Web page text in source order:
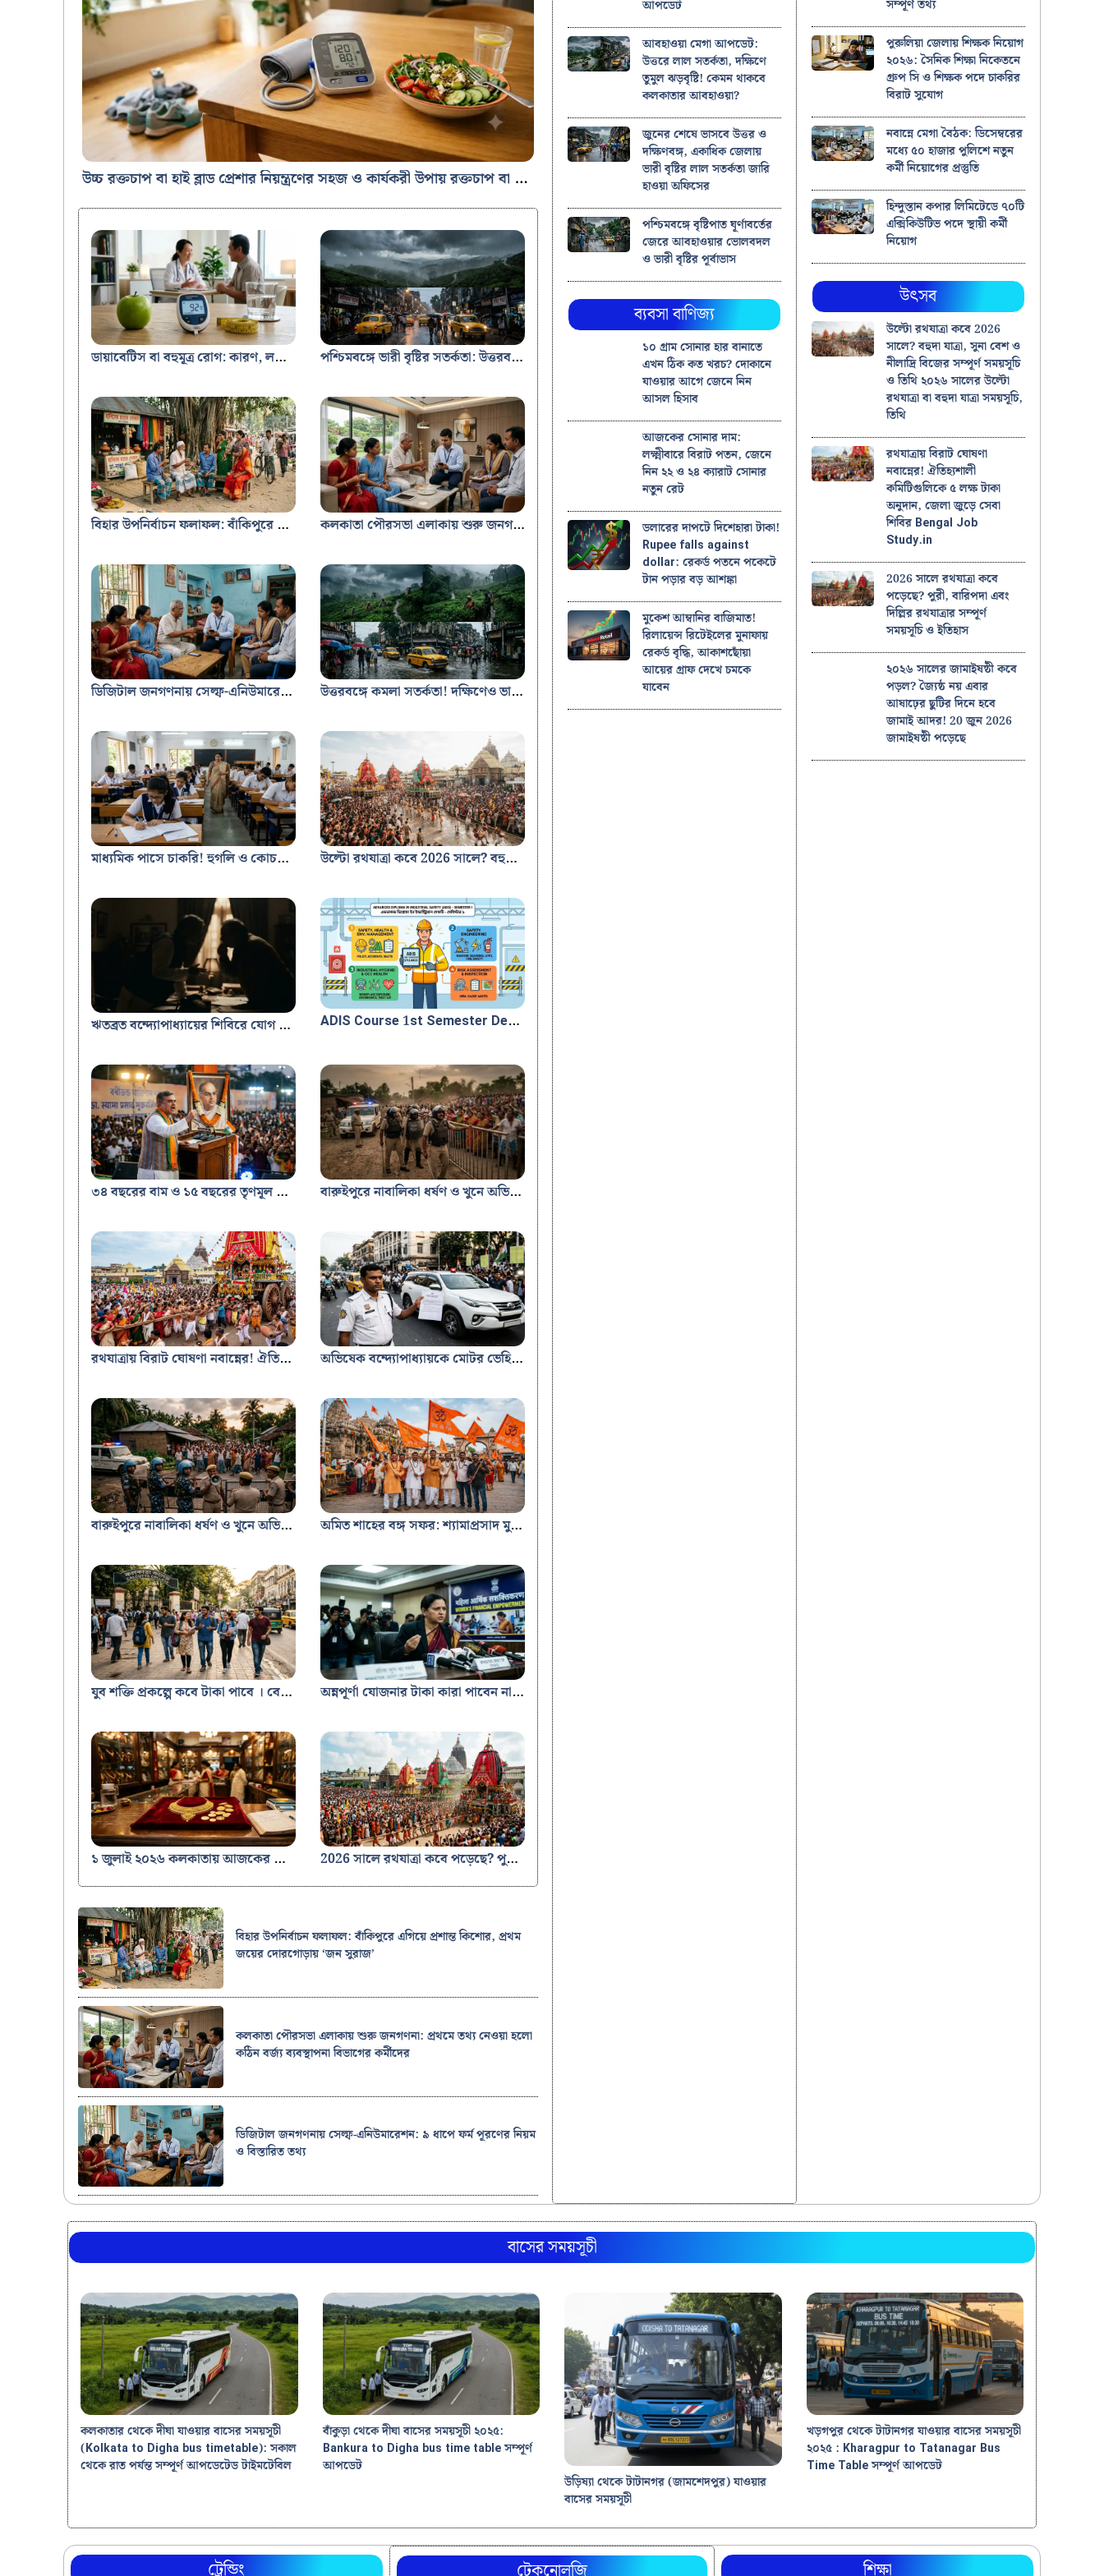
উচ্চ রক্তচাপ বা হাই ব্লাড প্রেশার নিয়ন্ত্রণের সহজ ও কার্যকরী উপায় রক্তচাপ বা হাই ব্লাড প্রেশার: কারণ, ঝুঁকি এবং ওষুধ ছাড়া নিয়ন্ত্রণের সহজ ও কার্যকরী উপায়
ডায়াবেটিস বা বহুমূত্র রোগ: কারণ, লক্ষণ, প্রকারভেদ, রক্ত পরীক্ষা ও প্রতিরোধের উপায় পশ্চিমবঙ্গে ভারী বৃষ্টির সতর্কতা: উত্তরবঙ্গে কমলা ও দক্ষিণে হলুদ অ্যালার্ট, বৃহস্পতিবার পর্যন্ত বৃষ্টির পূর্বাভাস
বিহার উপনির্বাচন ফলাফল: বাঁকিপুরে এগিয়ে প্রশান্ত কিশোর, প্রথম জয়ের দোরগোড়ায় ‘জন সুরাজ’ কলকাতা পৌরসভা এলাকায় শুরু জনগণনা: প্রথমে তথ্য নেওয়া হলো কঠিন বর্জ্য ব্যবস্থাপনা বিভাগের কর্মীদের
ডিজিটাল জনগণনায় সেল্ফ-এনিউমারেশন: ৯ ধাপে ফর্ম পূরণের নিয়ম ও বিস্তারিত তথ্য উত্তরবঙ্গে কমলা সতর্কতা! দক্ষিণেও ভারী বৃষ্টির পূর্বাভাস, জানুন আবহাওয়ার লেটেস্ট আপডেট
মাধ্যমিক পাসে চাকরি! হুগলি ও কোচবিহার স্বাস্থ্য দপ্তরে ফ্লেবোটোমিস্ট নিয়োগ ২০২৬ উল্টো রথযাত্রা কবে 2026 সালে? বহুদা যাত্রা, সুনা বেশ ও নীলাদ্রি বিজের সম্পূর্ণ সময়সূচি ও তিথি ২০২৬ সালের উল্টো রথযাত্রা বা বহুদা যাত্রা সময়সূচি, তিথি
ঋতব্রত বন্দ্যোপাধ্যায়ের শিবিরে যোগ দিতে পারেন অনুব্রত মণ্ডল, মমতার জন্য বড় ধাক্কা তৃণমূলে ভাঙন? ADIS Course 1st Semester Detailed Syllabus Advanced Diploma in Industrial Safety
৩৪ বছরের বাম ও ১৫ বছরের তৃণমূল শাসন বাংলাকে ধ্বংস করেছে: শ্যামাপ্রসাদের জন্মবার্ষিকীতে পূর্বতন সরকারকে তীব্র আক্রমণ মুখ্যমন্ত্রীর Bengaljobstudy.in বারুইপুরে নাবালিকা ধর্ষণ ও খুনে অভিযুক্তকে পিটিয়ে মারল উত্তেজিত জনতা BengalJobStudy.in
রথযাত্রায় বিরাট ঘোষণা নবান্নের! ঐতিহ্যশালী কমিটিগুলিকে ৫ লক্ষ টাকা অনুদান, জেলা জুড়ে সেবা শিবির Bengal Job Study.in অভিষেক বন্দ্যোপাধ্যায়কে মোটর ভেহিকেলস অ্যাক্টে ফের নোটিস? রাজ্য রাজনীতিতে নতুন জল্পনা- Bengal Job Study.in
বারুইপুরে নাবালিকা ধর্ষণ ও খুনে অভিযুক্তকে পিটিয়ে মারল উত্তেজিত জনতা, এলাকায় চরম উত্তেজনা অমিত শাহের বঙ্গ সফর: শ্যামাপ্রসাদ মুখোপাধ্যায়ের ১২৫তম জন্মবার্ষিকী পালনে কলকাতায় কেন্দ্রীয় স্বরাষ্ট্রমন্ত্রী Bengal Job Study.in
যুব শক্তি প্রকল্পে কবে টাকা পাবে । বেকার যুবক যুবতীরা কতদিন অব্দি টাকা পাবে। Yuva Shakti prakalpa- Bengal Job Study.in অন্নপূর্ণা যোজনার টাকা কারা পাবেন না? কড়া নিয়ম ও বাতিল তালিকা নিয়ে স্পষ্ট বার্তা মন্ত্রী মালতী রাভা রায়ের – Bengal job study.in
১ জুলাই ২০২৬ কলকাতায় আজকের সোনার দাম: ২২ ও ২৪ ক্যারেট সোনার দামে বড় পতন, জানুন বিস্তারিত রেট 2026 সালে রথযাত্রা কবে পড়েছে? পুরী, বারিপদা এবং দিল্লির রথযাত্রার সম্পূর্ণ সময়সূচি ও ইতিহাস
বিহার উপনির্বাচন ফলাফল: বাঁকিপুরে এগিয়ে প্রশান্ত কিশোর, প্রথম
জয়ের দোরগোড়ায় ‘জন সুরাজ’
কলকাতা পৌরসভা এলাকায় শুরু জনগণনা: প্রথমে তথ্য নেওয়া হলো
কঠিন বর্জ্য ব্যবস্থাপনা বিভাগের কর্মীদের
ডিজিটাল জনগণনায় সেল্ফ-এনিউমারেশন: ৯ ধাপে ফর্ম পূরণের নিয়ম
ও বিস্তারিত তথ্য
আপডেট
আবহাওয়া মেগা আপডেট:
উত্তরে লাল সতর্কতা, দক্ষিণে
তুমুল ঝড়বৃষ্টি! কেমন থাকবে
কলকাতার আবহাওয়া?
জুনের শেষে ভাসবে উত্তর ও
দক্ষিণবঙ্গ, একাধিক জেলায়
ভারী বৃষ্টির লাল সতর্কতা জারি
হাওয়া অফিসের
পশ্চিমবঙ্গে বৃষ্টিপাত ঘূর্ণাবর্তের
জেরে আবহাওয়ার ভোলবদল
ও ভারী বৃষ্টির পূর্বাভাস
ব্যবসা বাণিজ্য
১০ গ্রাম সোনার হার বানাতে
এখন ঠিক কত খরচ? দোকানে
যাওয়ার আগে জেনে নিন
আসল হিসাব
​আজকের সোনার দাম:
লক্ষ্মীবারে বিরাট পতন, জেনে
নিন ২২ ও ২৪ ক্যারাট সোনার
নতুন রেট
ডলারের দাপটে দিশেহারা টাকা!
Rupee falls against
dollar: রেকর্ড পতনে পকেটে
টান পড়ার বড় আশঙ্কা
মুকেশ আম্বানির বাজিমাত!
রিলায়েন্স রিটেইলের মুনাফায়
রেকর্ড বৃদ্ধি, আকাশছোঁয়া
আয়ের গ্রাফ দেখে চমকে
যাবেন
সম্পূর্ণ তথ্য
পুরুলিয়া জেলায় শিক্ষক নিয়োগ
২০২৬: সৈনিক শিক্ষা নিকেতনে
গ্রুপ সি ও শিক্ষক পদে চাকরির
বিরাট সুযোগ
নবান্নে মেগা বৈঠক: ডিসেম্বরের
মধ্যে ৫০ হাজার পুলিশে নতুন
কর্মী নিয়োগের প্রস্তুতি
হিন্দুস্তান কপার লিমিটেডে ৭০টি
এক্সিকিউটিভ পদে স্থায়ী কর্মী
নিয়োগ
উৎসব
উল্টো রথযাত্রা কবে 2026
সালে? বহুদা যাত্রা, সুনা বেশ ও
নীলাদ্রি বিজের সম্পূর্ণ সময়সূচি
ও তিথি ২০২৬ সালের উল্টো
রথযাত্রা বা বহুদা যাত্রা সময়সূচি,
তিথি
রথযাত্রায় বিরাট ঘোষণা
নবান্নের! ঐতিহ্যশালী
কমিটিগুলিকে ৫ লক্ষ টাকা
অনুদান, জেলা জুড়ে সেবা
শিবির Bengal Job
Study.in
2026 সালে রথযাত্রা কবে
পড়েছে? পুরী, বারিপদা এবং
দিল্লির রথযাত্রার সম্পূর্ণ
সময়সূচি ও ইতিহাস
২০২৬ সালের জামাইষষ্ঠী কবে
পড়ল? জ্যৈষ্ঠ নয় এবার
আষাঢ়ের ছুটির দিনে হবে
জামাই আদর! 20 জুন 2026
জামাইষষ্ঠী পড়েছে
বাসের সময়সূচী
কলকাতার থেকে দীঘা যাওয়ার বাসের সময়সূচী
(Kolkata to Digha bus timetable): সকাল
থেকে রাত পর্যন্ত সম্পূর্ণ আপডেটেড টাইমটেবিল
বাঁকুড়া থেকে দীঘা বাসের সময়সূচী ২০২৫:
Bankura to Digha bus time table সম্পূর্ণ
আপডেট
উড়িষ্যা থেকে টাটানগর (জামশেদপুর) যাওয়ার
বাসের সময়সূচী
খড়গপুর থেকে টাটানগর যাওয়ার বাসের সময়সূচী
২০২৫ : Kharagpur to Tatanagar Bus
Time Table সম্পূর্ণ আপডেট
ট্রেন্ডিং শিক্ষা